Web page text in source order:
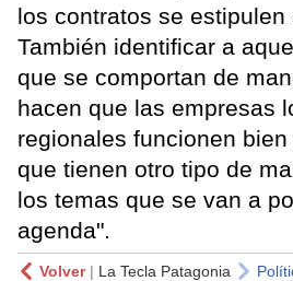
los contratos se estipulen
También identificar a
que se comportan de
hacen que las empresas
regionales funcionen
que tienen otro tipo de
los temas que se van a
agenda".
Volver| La Tecla Patagonia